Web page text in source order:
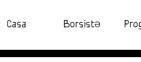
Casa BorsistƏ